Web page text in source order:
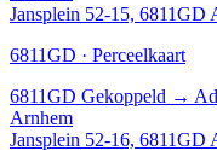
Jansplein 52-15, 6811GD
6811GD · Perceelkaart
6811GD Gekoppeld →
Arnhem
Jansplein 52-16, 6811GD